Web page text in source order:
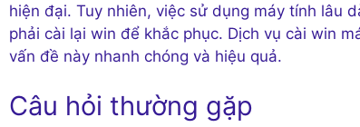
hiện đại. Tuy nhiên, việc sử dụng máy tính lâu
phải cài lại win để khắc phục. Dịch vụ cài win
vấn đề này nhanh chóng và hiệu quả.
Câu hỏi thường gặp